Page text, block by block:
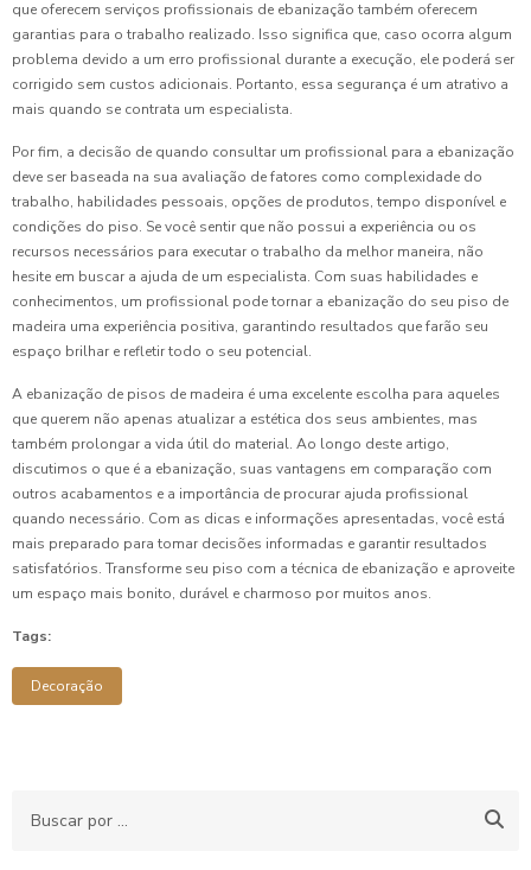
que oferecem serviços profissionais de ebanização também oferecem
garantias para o trabalho realizado. Isso significa que, caso ocorra algum
problema devido a um erro profissional durante a execução, ele poderá ser
corrigido sem custos adicionais. Portanto, essa segurança é um atrativo a
mais quando se contrata um especialista.
Por fim, a decisão de quando consultar um profissional para a ebanização
deve ser baseada na sua avaliação de fatores como complexidade do
trabalho, habilidades pessoais, opções de produtos, tempo disponível e
condições do piso. Se você sentir que não possui a experiência ou os
recursos necessários para executar o trabalho da melhor maneira, não
hesite em buscar a ajuda de um especialista. Com suas habilidades e
conhecimentos, um profissional pode tornar a ebanização do seu piso de
madeira uma experiência positiva, garantindo resultados que farão seu
espaço brilhar e refletir todo o seu potencial.
A ebanização de pisos de madeira é uma excelente escolha para aqueles
que querem não apenas atualizar a estética dos seus ambientes, mas
também prolongar a vida útil do material. Ao longo deste artigo,
discutimos o que é a ebanização, suas vantagens em comparação com
outros acabamentos e a importância de procurar ajuda profissional
quando necessário. Com as dicas e informações apresentadas, você está
mais preparado para tomar decisões informadas e garantir resultados
satisfatórios. Transforme seu piso com a técnica de ebanização e aproveite
um espaço mais bonito, durável e charmoso por muitos anos.
Tags:
Decoração